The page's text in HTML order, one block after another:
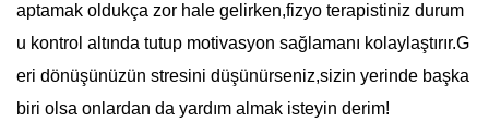
aptamak oldukça zor hale gelirken,fizyo terapistiniz durum
u kontrol altında tutup motivasyon sağlamanı kolaylaştırır.G
eri dönüşünüzün stresini düşünürseniz,sizin yerinde başka
biri olsa onlardan da yardım almak isteyin derim!